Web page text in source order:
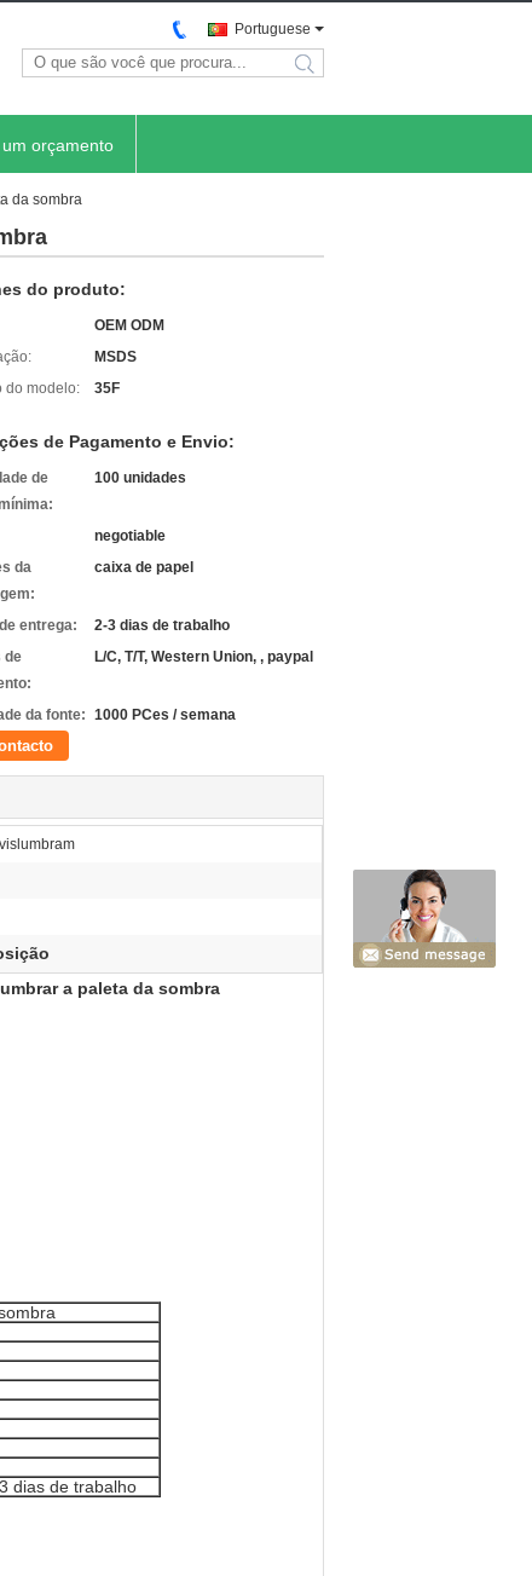
Portuguese
search
um orçamento
da sombra
do produto:
OEM ODM
MSDS
do modelo:
35F
de Pagamento e Envio:
de
100 unidades
negotiable
da
caixa de papel
entrega:
2-3 dias de trabalho
de
L/C, T/T, Western Union, , paypal
da fonte: 1000 PCes / semana
a paleta da sombra
dias de trabalho